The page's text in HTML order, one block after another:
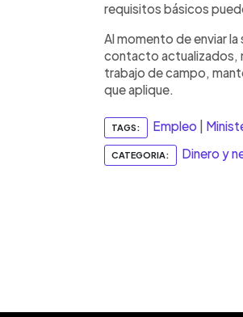
requisitos básicos
Al momento de enviar
contacto actualizados,
trabajo de campo,
que aplique.
TAGS: Empleo
CATEGORIA: Dinero y